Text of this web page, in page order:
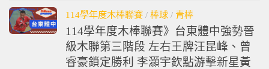
114學年度木棒聯賽 / 棒球 / 青棒
114學年度木棒聯賽》台東體中強勢晉
級木聯第三階段 左右王牌汪昆峰、曾
睿豪鎖定勝利 李灝宇欽點游擊新星黃